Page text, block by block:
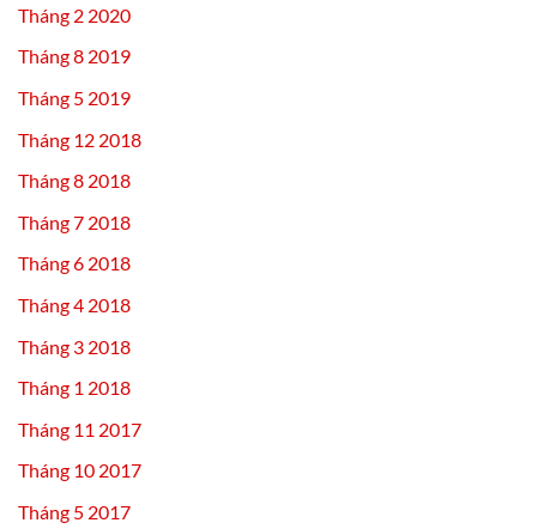
Tháng 2 2020
Tháng 8 2019
Tháng 5 2019
Tháng 12 2018
Tháng 8 2018
Tháng 7 2018
Tháng 6 2018
Tháng 4 2018
Tháng 3 2018
Tháng 1 2018
Tháng 11 2017
Tháng 10 2017
Tháng 5 2017